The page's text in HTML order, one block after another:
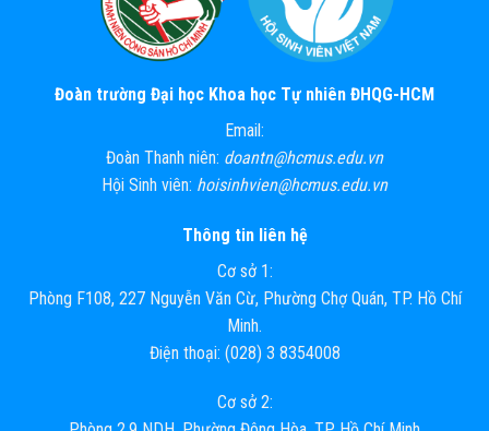
Đoàn trường Đại học Khoa học Tự nhiên ĐHQG-HCM
Email:
Đoàn Thanh niên: doantn@hcmus.edu.vn
Hội Sinh viên: hoisinhvien@hcmus.edu.vn
Thông tin liên hệ
Cơ sở 1:
Phòng F108, 227 Nguyễn Văn Cừ, Phường Chợ Quán, TP. Hồ Chí
Minh.
Điện thoại: (028) 3 8354008
Cơ sở 2: